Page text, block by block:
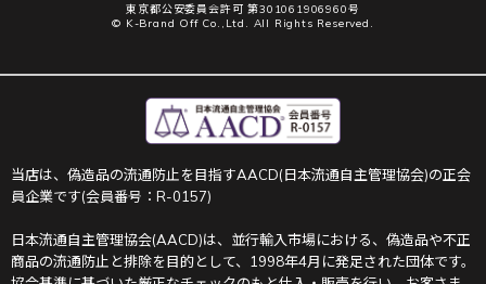
東京都公安委員会許可 第301061906960号
© K-Brand Off Co.,Ltd. All Rights Reserved.
当店は、偽造品の流通防止を目指すAACD(日本流通自主管理協会)の正会
員企業です(会員番号：R-0157)
日本流通自主管理協会(AACD)は、並行輸入市場における、偽造品や不正
商品の流通防止と排除を目的として、1998年4月に発足された団体です。